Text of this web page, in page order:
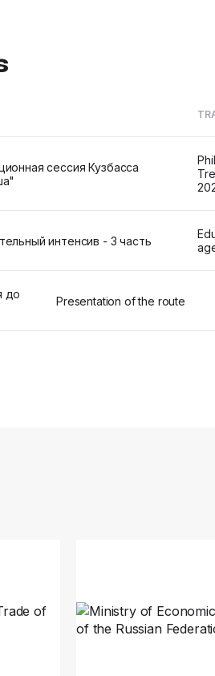
сессия Кузбасса
интенсив - 3 часть
до
Presentation of the route